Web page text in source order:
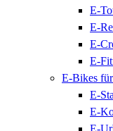
E-
E-
E-
E-
E-Bikes
E-
E-
E-